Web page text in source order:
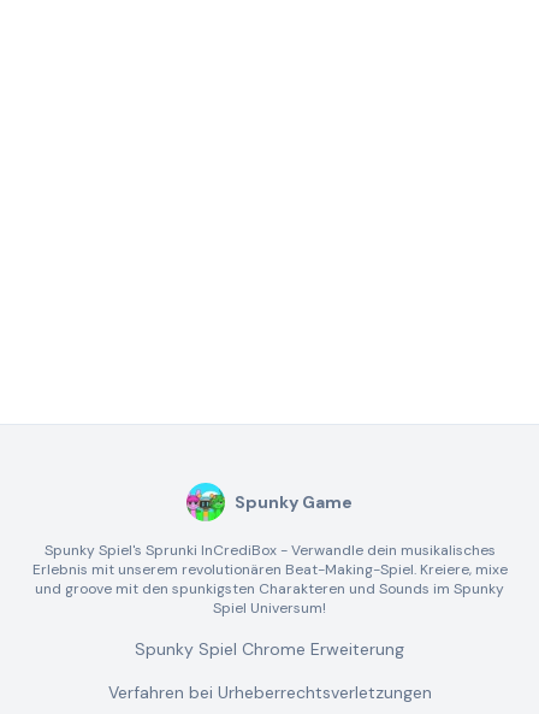
Spunky Game
Spunky Spiel's Sprunki InCrediBox - Verwandle dein musikalisches
Erlebnis mit unserem revolutionären Beat-Making-Spiel. Kreiere, mixe
und groove mit den spunkigsten Charakteren und Sounds im Spunky
Spiel Universum!
Spunky Spiel Chrome Erweiterung
Verfahren bei Urheberrechtsverletzungen